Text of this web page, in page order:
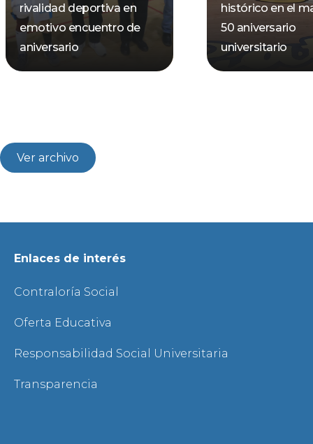
rivalidad deportiva en
emotivo encuentro de
aniversario
histórico en el
50 aniversario
universitario
Ver archivo
Enlaces de interés
Contraloría Social
Oferta Educativa
Responsabilidad Social Universitaria
Transparencia